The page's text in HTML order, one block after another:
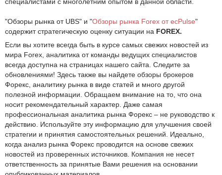
"Обзоры рынка от UBS" и "Обзоры рынка Forex от ecPulse"
содержит стратегическую оценку ситуации на FOREX.
Если вы хотите всегда быть в курсе самых свежих новостей из
мира Forex, аналитика от команды ведущих специалистов
всегда доступна на страницах нашего сайта. Следите за
обновлениями! Здесь также вы найдете обзоры брокеров
Форекс, аналитику рынка в виде статей и много другой
полезной информации. Обращаем внимание на то, что она
носит рекомендательный характер. Даже самая
профессиональная аналитика рынка Форекс – не руководство к
действию. Используйте эту информацию для улучшения своей
стратегии и принятия самостоятельных решений. Идеально,
когда анализ рынка Форекс проводится на основе свежих
новостей из проверенных источников. Компания не несет
ответственность за принятые Вами решения на основании